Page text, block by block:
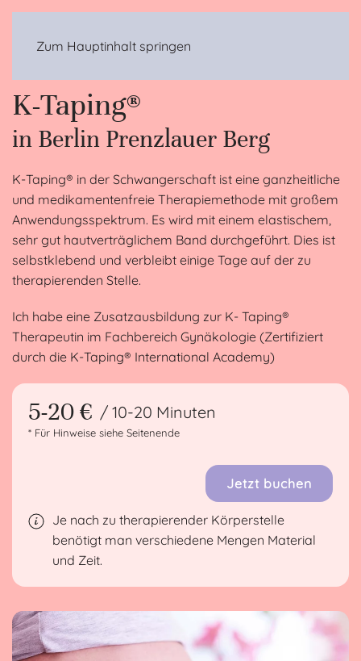
Zum Hauptinhalt springen
K-Taping®
in Berlin Prenzlauer Berg
K-Taping® in der Schwangerschaft ist eine ganzheitliche
und medikamentenfreie Therapiemethode mit großem
Anwendungsspektrum. Es wird mit einem elastischem,
sehr gut hautverträglichem Band durchgeführt. Dies ist
selbstklebend und verbleibt einige Tage auf der zu
therapierenden Stelle.
Ich habe eine Zusatzausbildung zur K- Taping®
Therapeutin im Fachbereich Gynäkologie (Zertifiziert
durch die K-Taping® International Academy)
5-20 € / 10-20 Minuten
* Für Hinweise siehe Seitenende
Jetzt buchen
Je nach zu therapierender Körperstelle
benötigt man verschiedene Mengen Material
und Zeit.